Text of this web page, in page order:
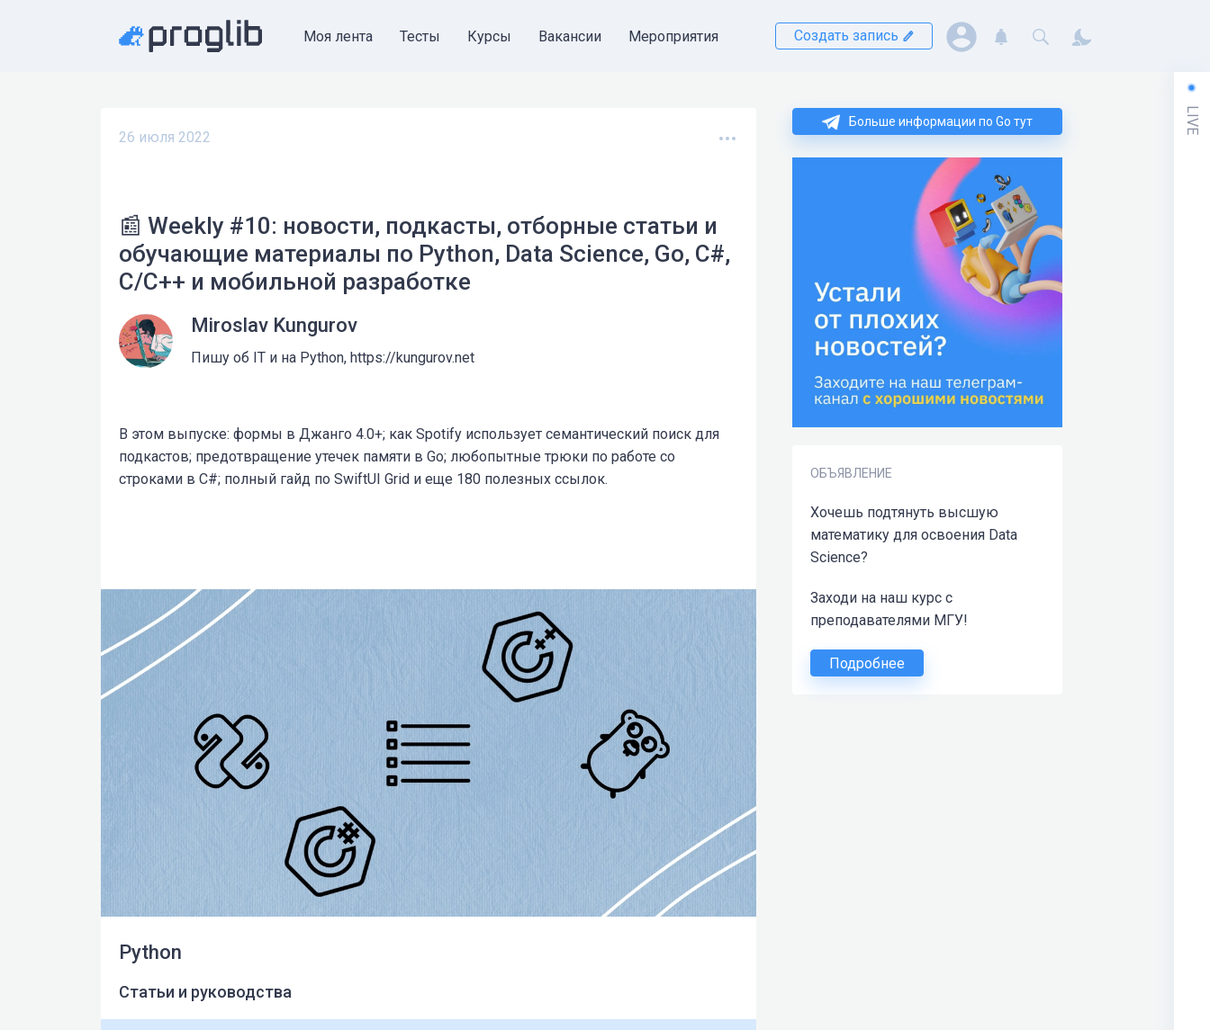
Моя лента Тесты Курсы Вакансии Мероприятия Создать запись
Больше информации по Go тут
ОБЪЯВЛЕНИЕ
Хочешь подтянуть высшую
математику для освоения Data
Science?
Заходи на наш курс с
преподавателями МГУ!
Подробнее
26 июля 2022
📰 Weekly #10: новости, подкасты, отборные статьи и
обучающие материалы по Python, Data Science, Go, C#,
C/C++ и мобильной разработке
Miroslav Kungurov
Пишу об IT и на Python, https://kungurov.net
В этом выпуске: формы в Джанго 4.0+; как Spotify использует семантический поиск для
подкастов; предотвращение утечек памяти в Go; любопытные трюки по работе со
строками в C#; полный гайд по SwiftUI Grid и еще 180 полезных ссылок.
Python
Статьи и руководства
LIVE